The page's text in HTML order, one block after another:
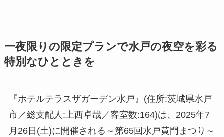
一夜限りの限定プランで水戸の夜空を彩る
特別なひとときを
『ホテルテラスザガーデン水戸』(住所:茨城県水戸
市／総支配人:上西卓哉／客室数:164)は、2025年7
月26日(土)に開催される～第65回水戸黄門まつり～